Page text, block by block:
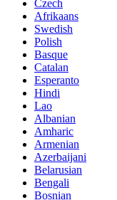
Czech
Afrikaans
Swedish
Polish
Basque
Catalan
Esperanto
Hindi
Lao
Albanian
Amharic
Armenian
Azerbaijani
Belarusian
Bengali
Bosnian